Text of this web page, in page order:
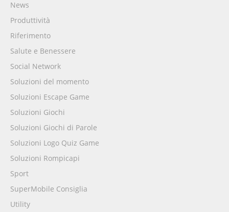
News
Produttività
Riferimento
Salute e Benessere
Social Network
Soluzioni del momento
Soluzioni Escape Game
Soluzioni Giochi
Soluzioni Giochi di Parole
Soluzioni Logo Quiz Game
Soluzioni Rompicapi
Sport
SuperMobile Consiglia
Utility